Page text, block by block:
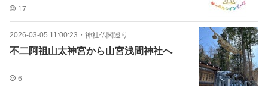
17
2026-03-05 11:00:23 ・ 神社仏閣巡り
不二阿祖山太神宮から山宮浅間神社へ
6